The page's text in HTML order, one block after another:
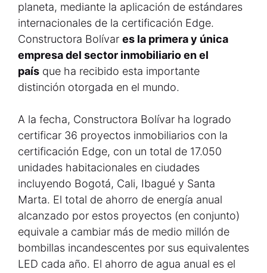
planeta, mediante la aplicación de estándares
internacionales de la certificación Edge.
Constructora Bolívar es la primera y única
empresa del sector inmobiliario en el
país que ha recibido esta importante
distinción otorgada en el mundo.
A la fecha, Constructora Bolívar ha logrado
certificar 36 proyectos inmobiliarios con la
certificación Edge, con un total de 17.050
unidades habitacionales en ciudades
incluyendo Bogotá, Cali, Ibagué y Santa
Marta. El total de ahorro de energía anual
alcanzado por estos proyectos (en conjunto)
equivale a cambiar más de medio millón de
bombillas incandescentes por sus equivalentes
LED cada año. El ahorro de agua anual es el